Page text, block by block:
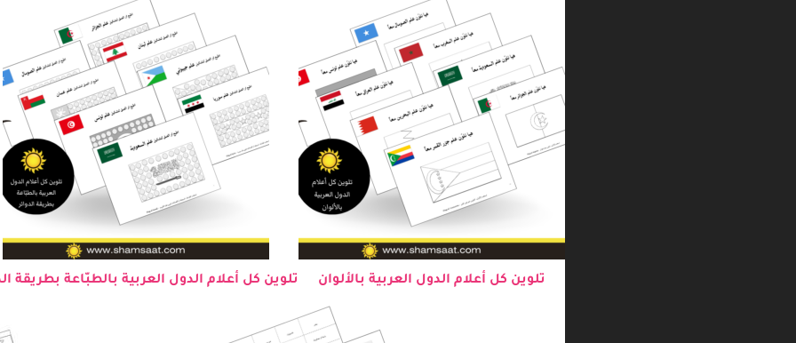
أسئلة مسابقات رمضان للأطفال ملصقات المطبخ – تمارين قراءة للأطفال من
تلوين كل أعلام الدول العربية بالألوان تلوين كل أعلام الدول العربية بالطبّاعة بطريقة